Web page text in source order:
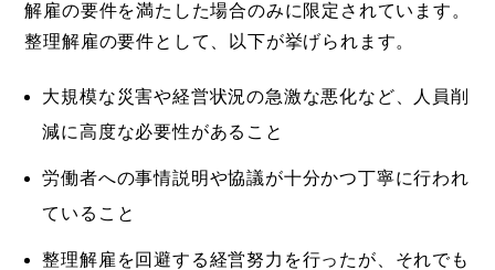
解雇の要件を満たした場合のみに限定されています。
整理解雇の要件として、以下が挙げられます。
大規模な災害や経営状況の急激な悪化など、人員削
減に高度な必要性があること
労働者への事情説明や協議が十分かつ丁寧に行われ
ていること
整理解雇を回避する経営努力を行ったが、それでも